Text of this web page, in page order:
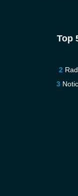
Top